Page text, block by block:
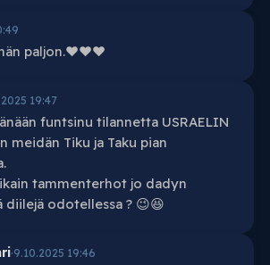
paljon.❤️❤️❤️
19:47
funtsinu tilannetta USRAELIN
meidän Tiku ja Taku pian
tammenterhot jo dadyn
diilejä odotellessa ? 😉😆
·9.10.2025 19:46